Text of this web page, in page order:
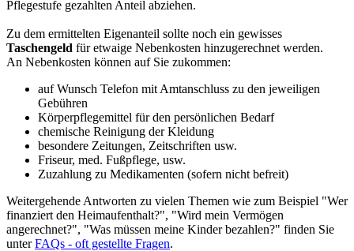
Pflegestufe gezahlten Anteil abziehen.
Zu dem ermittelten Eigenanteil sollte noch ein gewisses
Taschengeld für etwaige Nebenkosten hinzugerechnet werden.
An Nebenkosten können auf Sie zukommen:
auf Wunsch Telefon mit Amtanschluss zu den jeweiligen
Gebühren
Körperpflegemittel für den persönlichen Bedarf
chemische Reinigung der Kleidung
besondere Zeitungen, Zeitschriften usw.
Friseur, med. Fußpflege, usw.
Zuzahlung zu Medikamenten (sofern nicht befreit)
Weitergehende Antworten zu vielen Themen wie zum Beispiel "Wer
finanziert den Heimaufenthalt?", "Wird mein Vermögen
angerechnet?", "Was müssen meine Kinder bezahlen?" finden Sie
unterFAQs - oft gestellte Fragen.